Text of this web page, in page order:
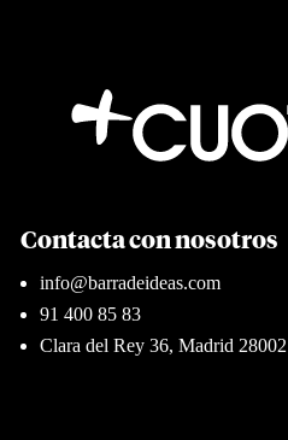
Contacta con nosotros
info@barradeideas.com
91 400 85 83
Clara del Rey 36, Madrid 28002